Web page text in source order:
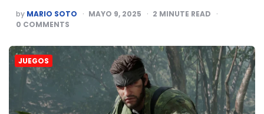
POSTED
BY
by MARIO SOTO MAYO 9, 2025 2 MINUTE READ
0 COMMENTS
JUEGOS